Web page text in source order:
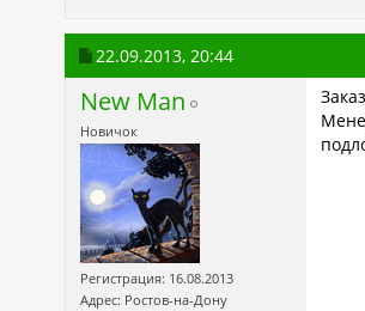
22.09.2013, 20:44
New Man
Новичок
Регистрация: 16.08.2013
Адрес: Ростов-на-Дону